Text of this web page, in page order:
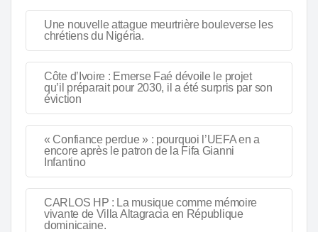
Une nouvelle attague meurtrière bouleverse les
chrétiens du Nigéria.
Côte d’Ivoire : Emerse Faé dévoile le projet
qu’il préparait pour 2030, il a été surpris par son
éviction
« Confiance perdue » : pourquoi l’UEFA en a
encore après le patron de la Fifa Gianni
Infantino
CARLOS HP : La musique comme mémoire
vivante de Villa Altagracia en République
dominicaine.